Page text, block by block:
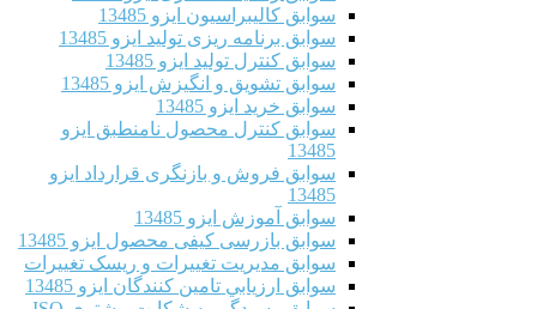
سوابق كاليبراسيون ایزو 13485
سوابق برنامه ریزی تولید ایزو 13485
سوابق کنترل تولید ایزو 13485
سوابق تشویق و انگیزش ایزو 13485
سوابق خرید ایزو 13485
سوابق کنترل محصول نامنطبق ایزو
13485
سوابق فروش و بازنگری قرارداد ایزو
13485
سوابق آموزش ایزو 13485
سوابق بازرسی کیفی محصول ایزو 13485
سوابق مدیریت تغییرات و ریسک تغییرات
سوابق ارزيابي تامين كنندگان ایزو 13485